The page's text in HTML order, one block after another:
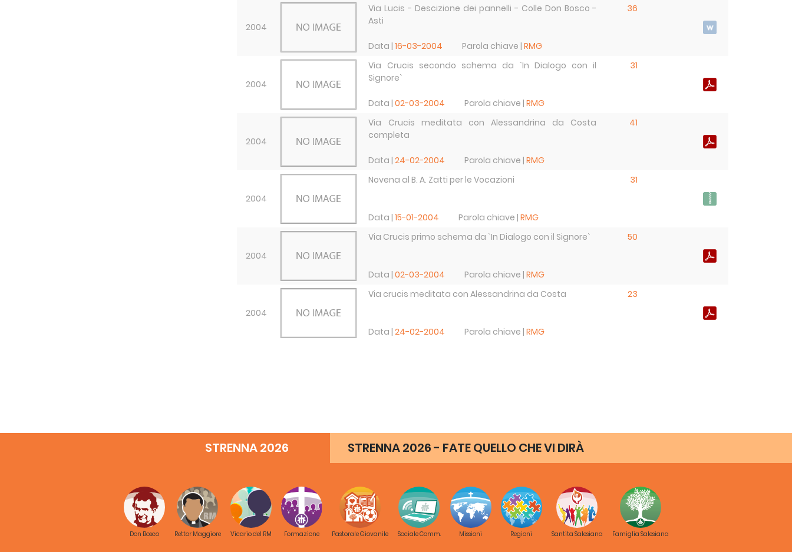
2004
Via Lucis - Descizione dei pannelli - Colle Don Bosco -
Asti
Data |16-03-2004 Parola chiave |RMG
36
2004
Via Crucis secondo schema da `In Dialogo con il
Signore`
Data |02-03-2004 Parola chiave |RMG
31
2004
Via Crucis meditata con Alessandrina da Costa
completa
Data |24-02-2004 Parola chiave |RMG
41
2004
Novena al B. A. Zatti per le Vocazioni
Data |15-01-2004 Parola chiave |RMG
31
2004
Via Crucis primo schema da `In Dialogo con il Signore`
Data |02-03-2004 Parola chiave |RMG
50
2004
Via crucis meditata con Alessandrina da Costa
Data |24-02-2004 Parola chiave |RMG
23
STRENNA 2026 STRENNA 2026 - FATE QUELLO CHE VI DIRÀ
Don Bosco Rettor Maggiore Vicario del RM Formazione Pastorale Giovanile Sociale Comm. Missioni Regioni Santita Salesiana Famiglia Salesiana